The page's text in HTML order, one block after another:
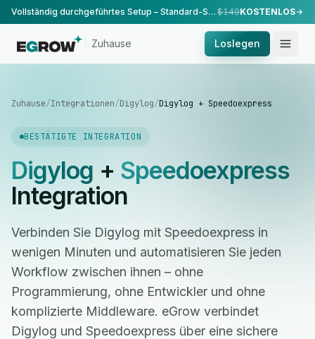
Vollständig durchgeführtes Setup – Standard-Setup, durchgeführt von unserem Team. $149KOSTENLOS
Zuhause Loslegen
Zuhause/Integrationen/Digylog/Digylog + Speedoexpress
BESTÄTIGTE INTEGRATION
Digylog + Speedoexpress
Integration
Verbinden Sie Digylog mit Speedoexpress in
wenigen Minuten und automatisieren Sie jeden
Workflow zwischen ihnen – ohne
Programmierung, ohne Entwickler und ohne
komplizierte Middleware. eGrow verbindet
Digylog und Speedoexpress über eine sichere